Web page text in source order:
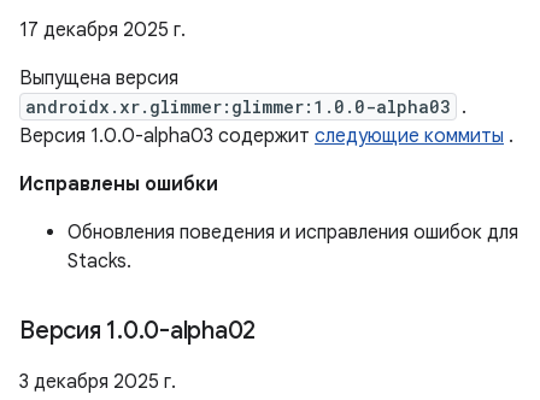
17 декабря 2025 г.
Выпущена версия
androidx.xr.glimmer:glimmer:1.0.0-alpha03 .
Версия 1.0.0-alpha03 содержит следующие коммиты .
Исправлены ошибки
Обновления поведения и исправления ошибок для
Stacks.
Версия 1.0.0-alpha02
3 декабря 2025 г.